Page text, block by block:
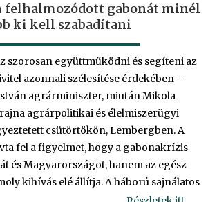
felhalmozódott gabonát minél
ki kell szabadítani
szorosan együttműködni és segíteni az
azonnali szélesítése érdekében –
agrárminiszter, miután Mikola
agrárpolitikai és élelmiszerügyi
csütörtökön, Lembergben. A
fel a figyelmet, hogy a gabonakrízis
és Magyarországot, hanem az egész
kihívás elé állítja. A háború sajnálatos